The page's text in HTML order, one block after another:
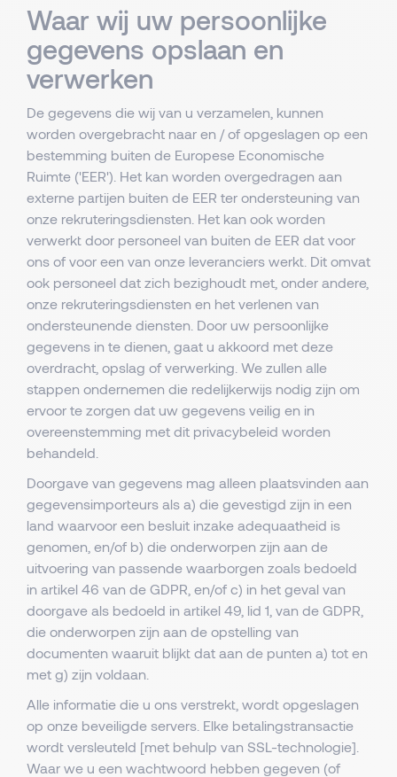
Waar wij uw persoonlijke
gegevens opslaan en
verwerken
De gegevens die wij van u verzamelen, kunnen
worden overgebracht naar en / of opgeslagen op een
bestemming buiten de Europese Economische
Ruimte ('EER'). Het kan worden overgedragen aan
externe partijen buiten de EER ter ondersteuning van
onze rekruteringsdiensten. Het kan ook worden
verwerkt door personeel van buiten de EER dat voor
ons of voor een van onze leveranciers werkt. Dit omvat
ook personeel dat zich bezighoudt met, onder andere,
onze rekruteringsdiensten en het verlenen van
ondersteunende diensten. Door uw persoonlijke
gegevens in te dienen, gaat u akkoord met deze
overdracht, opslag of verwerking. We zullen alle
stappen ondernemen die redelijkerwijs nodig zijn om
ervoor te zorgen dat uw gegevens veilig en in
overeenstemming met dit privacybeleid worden
behandeld.
Doorgave van gegevens mag alleen plaatsvinden aan
gegevensimporteurs als a) die gevestigd zijn in een
land waarvoor een besluit inzake adequaatheid is
genomen, en/of b) die onderworpen zijn aan de
uitvoering van passende waarborgen zoals bedoeld
in artikel 46 van de GDPR, en/of c) in het geval van
doorgave als bedoeld in artikel 49, lid 1, van de GDPR,
die onderworpen zijn aan de opstelling van
documenten waaruit blijkt dat aan de punten a) tot en
met g) zijn voldaan.
Alle informatie die u ons verstrekt, wordt opgeslagen
op onze beveiligde servers. Elke betalingstransactie
wordt versleuteld [met behulp van SSL-technologie].
Waar we u een wachtwoord hebben gegeven (of